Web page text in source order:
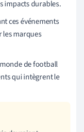
impacts durables.
ces événements
les marques
de football
qui intègrent le